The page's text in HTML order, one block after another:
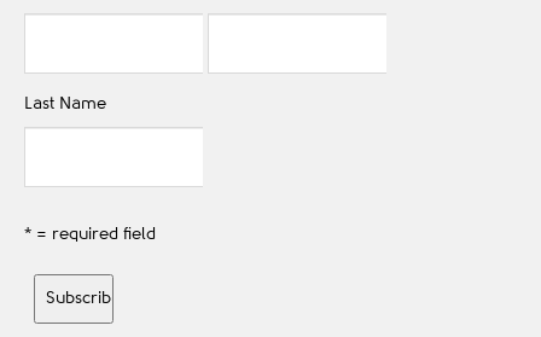
Last Name
* = required field